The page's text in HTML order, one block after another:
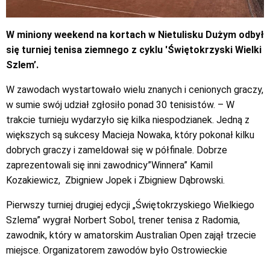
W miniony weekend na kortach w Nietulisku Dużym odbył
się turniej tenisa ziemnego z cyklu 'Świętokrzyski Wielki
Szlem’.
W zawodach wystartowało wielu znanych i cenionych graczy,
w sumie swój udział zgłosiło ponad 30 tenisistów. – W
trakcie turnieju wydarzyło się kilka niespodzianek. Jedną z
większych są sukcesy Macieja Nowaka, który pokonał kilku
dobrych graczy i zameldował się w półfinale. Dobrze
zaprezentowali się inni zawodnicy”Winnera” Kamil
Kozakiewicz, Zbigniew Jopek i Zbigniew Dąbrowski.
Pierwszy turniej drugiej edycji „Świętokrzyskiego Wielkiego
Szlema” wygrał Norbert Sobol, trener tenisa z Radomia,
zawodnik, który w amatorskim Australian Open zajął trzecie
miejsce. Organizatorem zawodów było Ostrowieckie